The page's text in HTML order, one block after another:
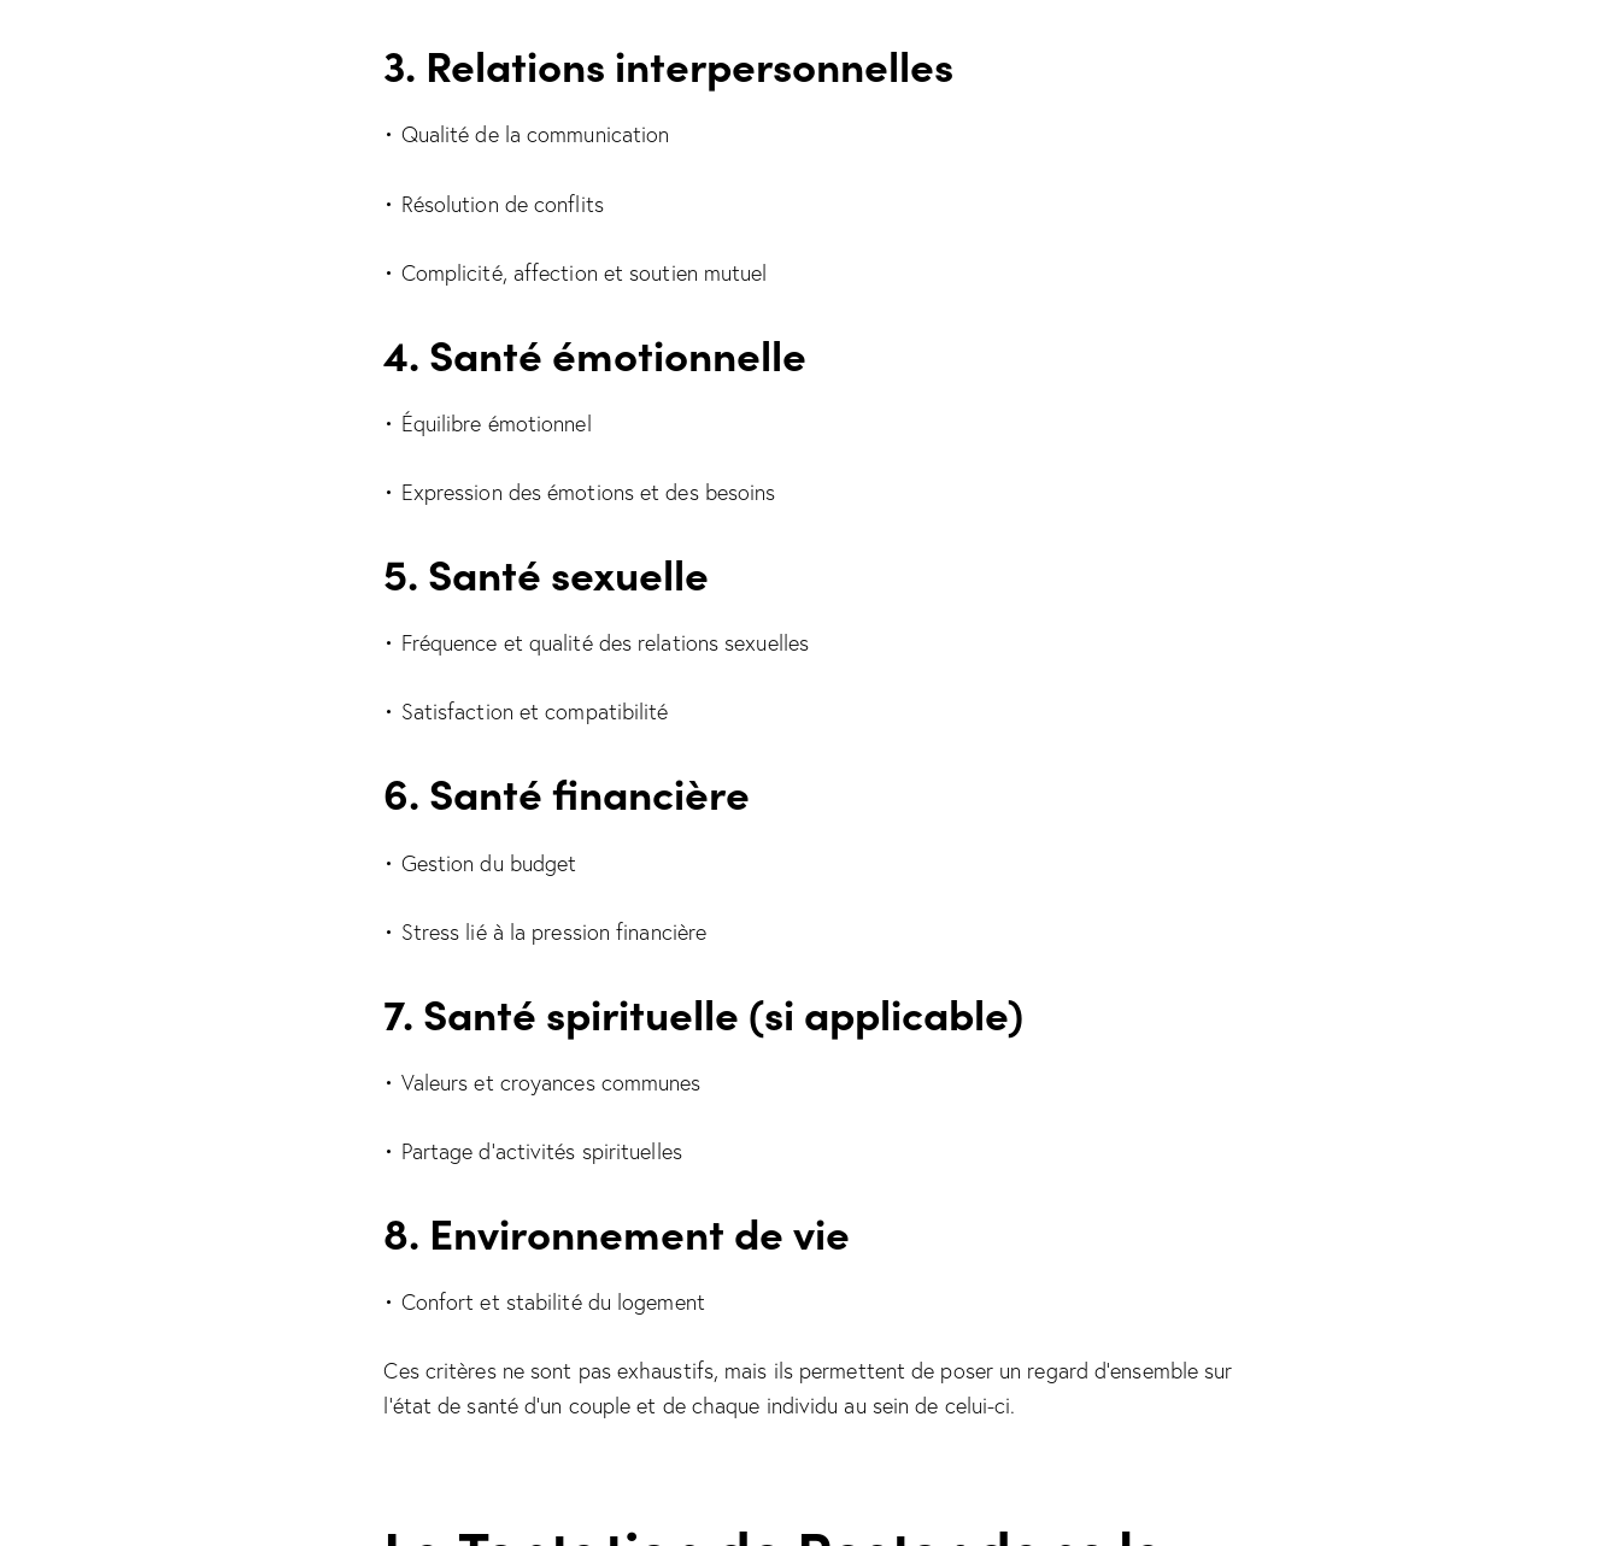
3. Relations interpersonnelles
• Qualité de la communication
• Résolution de conflits
• Complicité, affection et soutien mutuel
4. Santé émotionnelle
• Équilibre émotionnel
• Expression des émotions et des besoins
5. Santé sexuelle
• Fréquence et qualité des relations sexuelles
• Satisfaction et compatibilité
6. Santé financière
• Gestion du budget
• Stress lié à la pression financière
7. Santé spirituelle (si applicable)
• Valeurs et croyances communes
• Partage d’activités spirituelles
8. Environnement de vie
• Confort et stabilité du logement
Ces critères ne sont pas exhaustifs, mais ils permettent de poser un regard d’ensemble sur
l’état de santé d’un couple et de chaque individu au sein de celui-ci.